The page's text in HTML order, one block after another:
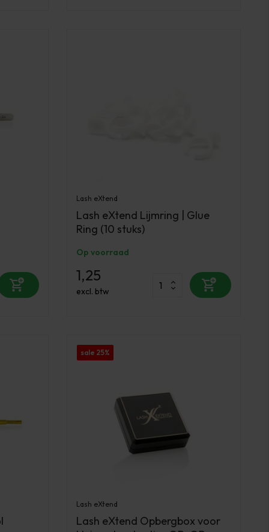
Lash eXtend
Lash eXtend Lijmring | Glue
Ring (10 stuks)
Op voorraad
1,25
excl. btw
sale 25%
Lash eXtend
Lash eXtend Opbergbox voor